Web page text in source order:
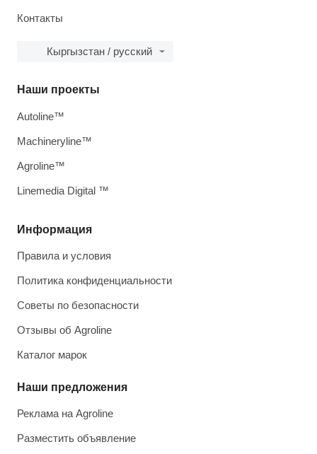
Контакты
Кыргызстан / русский
Информация
Правила и условия
Политика конфиденциальности
Советы по безопасности
Отзывы об Agroline
Каталог марок
Наши предложения
Реклама на Agroline
Разместить объявление
Наши проекты
Autoline™
Machineryline™
Agroline™
Linemedia Digital ™